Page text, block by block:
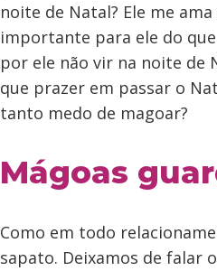
noite de Natal? Ele me
importante para ele do
por ele não vir na noite de
que prazer em passar o
tanto medo de magoar?
Mágoas
Como em todo
sapato. Deixamos de falar